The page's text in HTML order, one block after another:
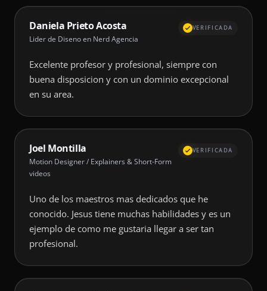
Daniela Prieto Acosta
Lider de Diseno en Nerd Agencia
VERIFICADA
Excelente profesor y profesional, siempre con
buena disposicion y con un dominio excepcional
en su area.
Joel Montilla
Motion Designer / Explainers & Short-Form
videos
VERIFICADA
Uno de los maestros mas dedicados que he
conocido. Jesus tiene muchas habilidades y es un
ejemplo de como me gustaria llegar a ser tan
profesional.